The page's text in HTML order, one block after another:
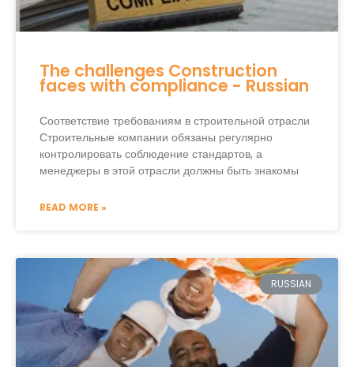
The challenges Construction
faces with compliance - Russian
Соответствие требованиям в строительной отрасли
Строительные компании обязаны регулярно
контролировать соблюдение стандартов, а
менеджеры в этой отрасли должны быть знакомы
READ MORE »
RUSSIAN